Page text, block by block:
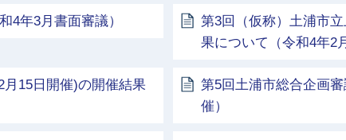
4年3月書面審議）
第3回（仮称）土浦市
果について（令和4年2
15日開催)の開催結果
第5回土浦市総合企画
催）